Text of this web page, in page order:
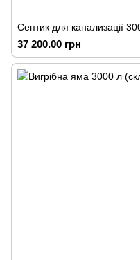
Септик для канализації
37 200.00 грн